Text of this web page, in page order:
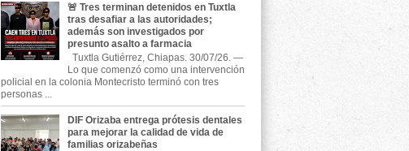
🚨 Tres terminan detenidos en Tuxtla
tras desafiar a las autoridades;
además son investigados por
presunto asalto a farmacia
Tuxtla Gutiérrez, Chiapas. 30/07/26. —
Lo que comenzó como una intervención
policial en la colonia Montecristo terminó con tres
personas ...
DIF Orizaba entrega prótesis dentales
para mejorar la calidad de vida de
familias orizabeñas